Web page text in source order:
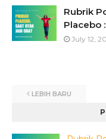
Rubrik
Placebo
July 12,
LEBIH BARU